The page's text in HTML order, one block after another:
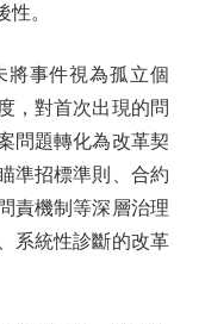
。
事件視為孤立個
，對首次出現的問
問題轉化為改革契
準招標準則、合約
責機制等深層治理
系統性診斷的改革